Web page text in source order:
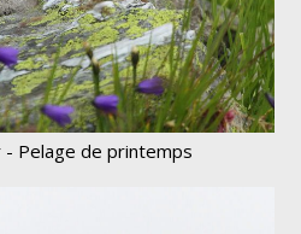
Pelage de printemps